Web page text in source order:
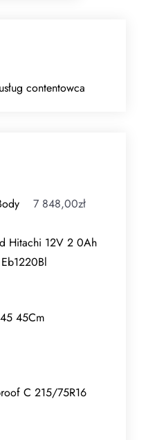
contentowca
7 848,00zł
Hitachi 12V 2 0Ah
45Cm
C 215/75R16